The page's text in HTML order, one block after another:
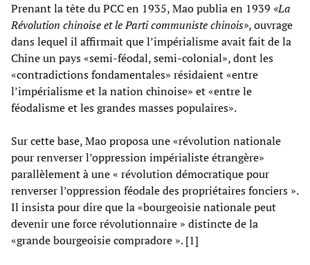
Prenant la tête du PCC en 1935, Mao publia en 1939 «La
Révolution chinoise et le Parti communiste chinois», ouvrage
dans lequel il affirmait que l’impérialisme avait fait de la
Chine un pays «semi-féodal, semi-colonial», dont les
«contradictions fondamentales» résidaient «entre
l’impérialisme et la nation chinoise» et «entre le
féodalisme et les grandes masses populaires».
Sur cette base, Mao proposa une «révolution nationale
pour renverser l’oppression impérialiste étrangère»
parallèlement à une « révolution démocratique pour
renverser l’oppression féodale des propriétaires fonciers ».
Il insista pour dire que la «bourgeoisie nationale peut
devenir une force révolutionnaire » distincte de la
«grande bourgeoisie compradore ». [1]